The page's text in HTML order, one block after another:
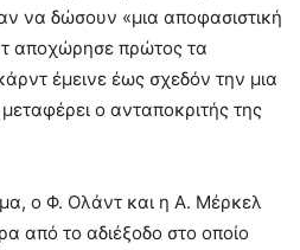
να δώσουν «μια αποφασιστική
αποχώρησε πρώτος τα
έμεινε έως σχεδόν την μια
ο ανταποκριτής της
ο Φ. Ολάντ και η Α. Μέρκελ
από το αδιέξοδο στο οποίο